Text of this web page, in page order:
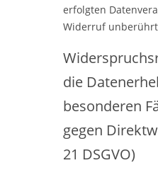
erfolgten
Widerruf
die
besonderen
gegen
21 DSGVO)